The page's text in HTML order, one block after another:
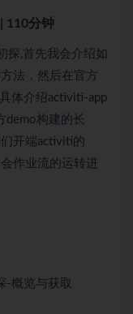
110分钟
探,首先我会介绍如
法，然后在官方
体介绍activiti-app
demo构建的长
开端activiti的
作业流的运转进
-概览与获取